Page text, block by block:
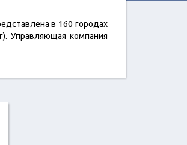
в 160 городах
Управляющая компания